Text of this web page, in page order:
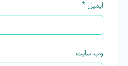
ایمیل *
وب‌ سایت